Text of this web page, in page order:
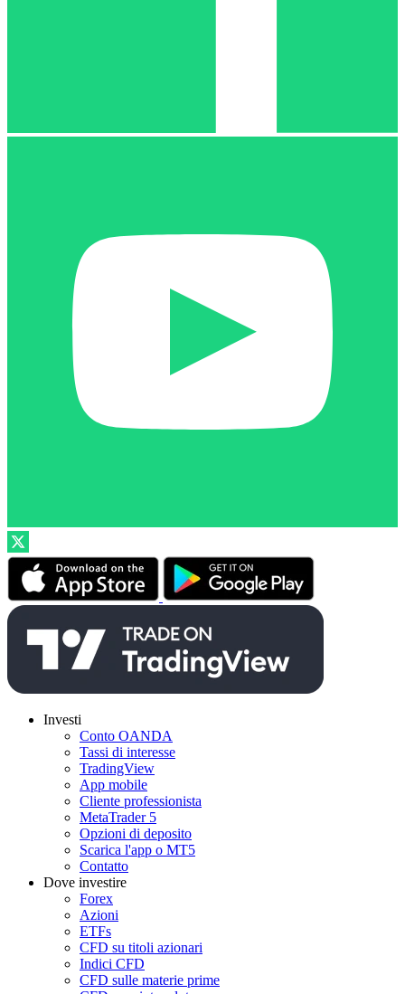
Investi
Conto OANDA
Tassi di interesse
TradingView
App mobile
Cliente professionista
MetaTrader 5
Opzioni di deposito
Scarica l'app o MT5
Contatto
Dove investire
Forex
Azioni
ETFs
CFD su titoli azionari
Indici CFD
CFD sulle materie prime